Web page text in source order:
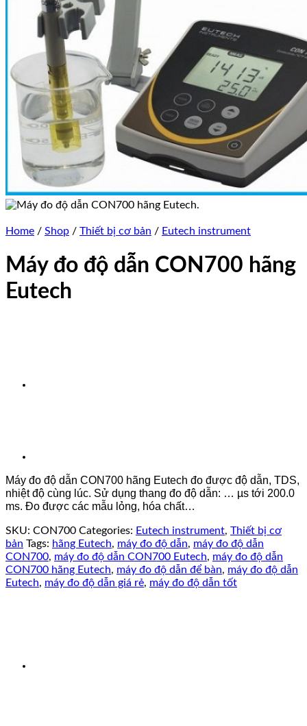
Home / Shop / Thiết bị cơ bản / Eutech instrument
Máy đo độ dẫn CON700 hãng
Eutech
Máy đo độ dẫn CON700 hãng Eutech đo được độ dẫn, TDS,
nhiệt độ cùng lúc. Sử dụng thang đo độ dẫn: … µs tới 200.0
ms. Đo được các mẫu lỏng, hóa chất…
SKU: CON700 Categories: Eutech instrument, Thiết bị cơ
bản Tags: hãng Eutech, máy đo độ dẫn, máy đo độ dẫn
CON700, máy đo độ dẫn CON700 Eutech, máy đo độ dẫn
CON700 hãng Eutech, máy đo độ dẫn để bàn, máy đo độ dẫn
Eutech, máy đo độ dẫn giá rẻ, máy đo độ dẫn tốt